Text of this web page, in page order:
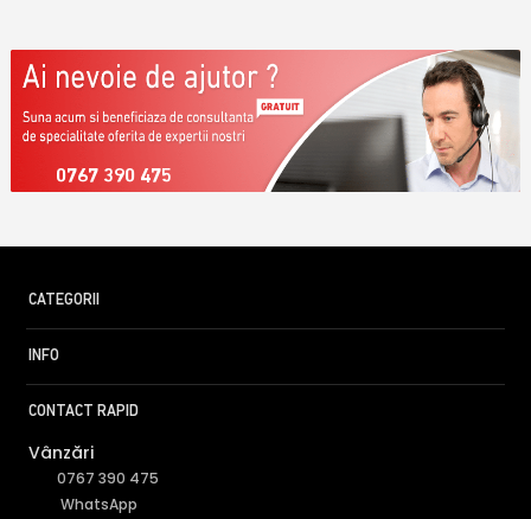
0767 390 475
CATEGORII
INFO
CONTACT RAPID
Vânzări
0767 390 475
WhatsApp